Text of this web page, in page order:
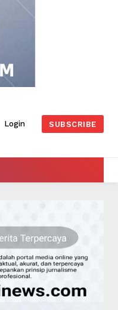
Login SUBSCRIBE